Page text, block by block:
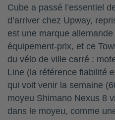
Cube a passé l’essentiel
d’arriver chez Upway,
est une marque
équipement-prix, et ce
du vélo de ville carré :
Line (la référence fiabilité
qui voit venir la semaine
moyeu Shimano Nexus 8
dans le moyeu, comme